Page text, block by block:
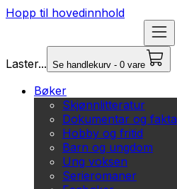
Hopp til hovedinnhold
Laster... Se handlekurv - 0 vare
Bøker
Skjønnlitteratur
Dokumentar og fakta
Hobby og fritid
Barn og ungdom
Ung voksen
Serieromaner